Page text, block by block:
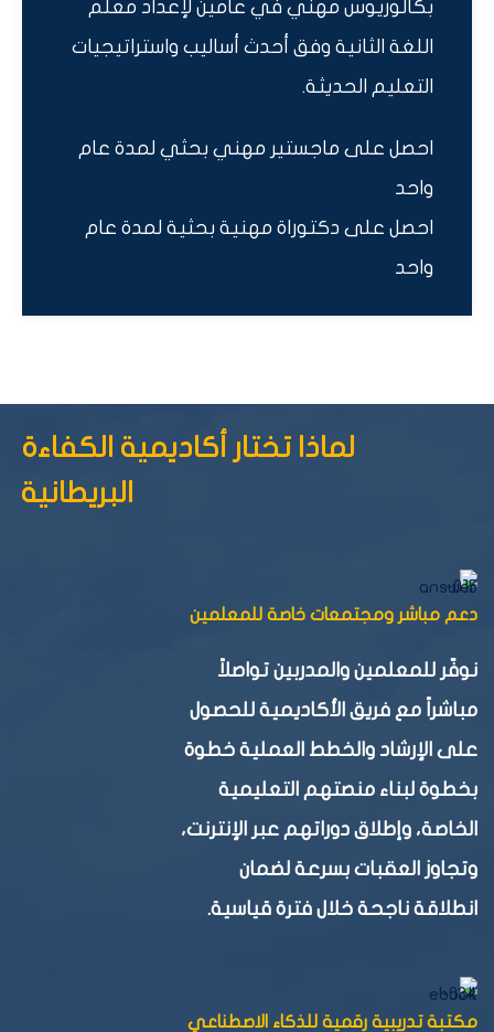
بكالوريوس مهني في عامين لإعداد معلّم
اللغة الثانية وفق أحدث أساليب واستراتيجيات
التعليم الحديثة.
احصل على ماجستير مهني بحثي لمدة عام
واحد
احصل على دكتوراة مهنية بحثية لمدة عام
واحد
لماذا تختار أكاديمية الكفاءة
البريطانية
دعم مباشر ومجتمعات خاصة للمعلمين
نوفّر للمعلمين والمدربين تواصلاً
مباشراً مع فريق الأكاديمية للحصول
على الإرشاد والخطط العملية خطوة
بخطوة لبناء منصتهم التعليمية
الخاصة، وإطلاق دوراتهم عبر الإنترنت،
وتجاوز العقبات بسرعة لضمان
انطلاقة ناجحة خلال فترة قياسية.
مكتبة تدريبية رقمية للذكاء الاصطناعي